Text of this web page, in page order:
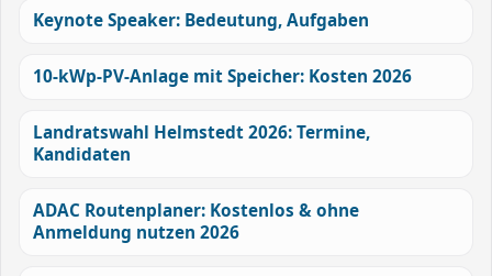
Keynote Speaker: Bedeutung, Aufgaben
10-kWp-PV-Anlage mit Speicher: Kosten 2026
Landratswahl Helmstedt 2026: Termine,
Kandidaten
ADAC Routenplaner: Kostenlos & ohne
Anmeldung nutzen 2026